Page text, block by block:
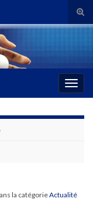
la catégorieActualité